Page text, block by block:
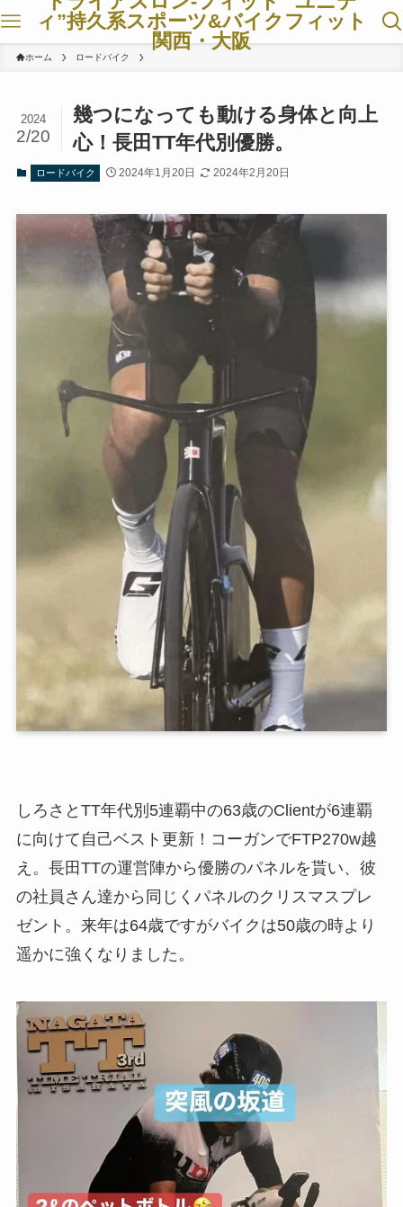
ィ”持久系スポーツ&バイクフィット
関西・大阪
ホーム ロードバイク
幾つになっても動ける身体と向上
心！長田TT年代別優勝。
2024
2/20
ロードバイク 2024年1月20日 2024年2月20日
しろさとTT年代別5連覇中の63歳のClientが6連覇
に向けて自己ベスト更新！コーガンでFTP270w越
え。長田TTの運営陣から優勝のパネルを貰い、彼
の社員さん達から同じくパネルのクリスマスプレ
ゼント。来年は64歳ですがバイクは50歳の時より
遥かに強くなりました。